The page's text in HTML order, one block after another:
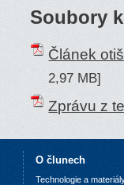
Soubory
Článek
2,97 MB]
Zprávu z
O člunech
Technologie a